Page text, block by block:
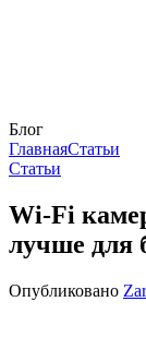
Блог
ГлавнаяСтатьи
Статьи
Wi-Fi
лучше для
Опубликовано